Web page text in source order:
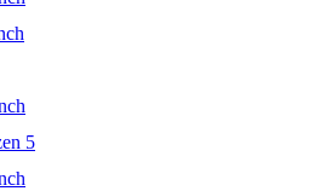
5